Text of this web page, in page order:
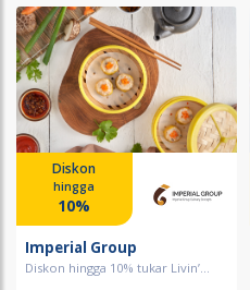
Diskon
hingga
10%
Imperial Group
Diskon hingga 10% tukar Livin’...